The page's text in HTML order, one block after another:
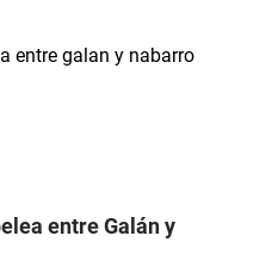
entre Galán y